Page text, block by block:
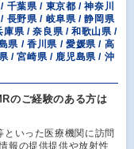
千葉県 / 東京都 / 神奈川
長野県 / 岐阜県 / 静岡県
県 / 奈良県 / 和歌山県 /
県 / 香川県 / 愛媛県 / 高
/ 宮崎県 / 鹿児島県 / 沖
のご経験のある方は
といった医療機関に訪問
報の提供提供や放射性